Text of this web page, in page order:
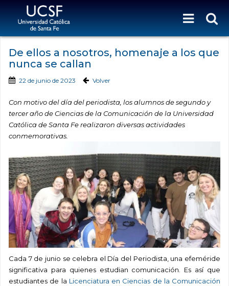
De ellos a nosotros, homenaje a los que
nunca se callan
22 de junio de 2023 Volver
Con motivo del día del periodista, los alumnos de segundo y
tercer año de Ciencias de la Comunicación de la Universidad
Católica de Santa Fe realizaron diversas actividades
conmemorativas.
Cada 7 de junio se celebra el Día del Periodista, una efeméride
significativa para quienes estudian comunicación. Es así que
estudiantes de la Licenciatura en Ciencias de la Comunicación